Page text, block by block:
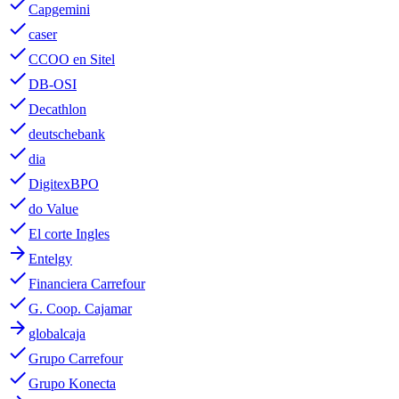
Capgemini
donecaser
doneCCOO en Sitel
doneDB-OSI
doneDecathlon
donedeutschebank
donedia
doneDigitexBPO
donedo Value
doneEl corte Ingles
arrow_forward Entelgy
doneFinanciera Carrefour
doneG. Coop. Cajamar
arrow_forward globalcaja
doneGrupo Carrefour
doneGrupo Konecta